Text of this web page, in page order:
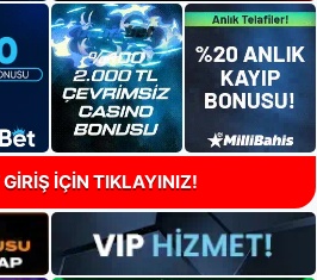
İÇİN TIKLAYINIZ!